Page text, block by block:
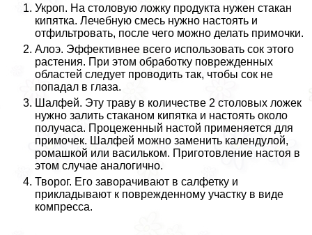
Укроп. На столовую ложку продукта нужен стакан
кипятка. Лечебную смесь нужно настоять и
отфильтровать, после чего можно делать примочки.
Алоэ. Эффективнее всего использовать сок этого
растения. При этом обработку поврежденных
областей следует проводить так, чтобы сок не
попадал в глаза.
Шалфей. Эту траву в количестве 2 столовых ложек
нужно залить стаканом кипятка и настоять около
получаса. Процеженный настой применяется для
примочек. Шалфей можно заменить календулой,
ромашкой или васильком. Приготовление настоя в
этом случае аналогично.
Творог. Его заворачивают в салфетку и
прикладывают к поврежденному участку в виде
компресса.